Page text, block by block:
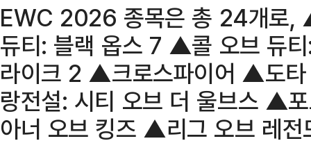
EWC 2026 종목은 총 24개로,
듀티: 블랙 옵스 7 ▲콜 오브 듀
라이크 2 ▲크로스파이어 ▲도
랑전설: 시티 오브 더 울브스 ▲
아너 오브 킹즈 ▲리그 오브 레